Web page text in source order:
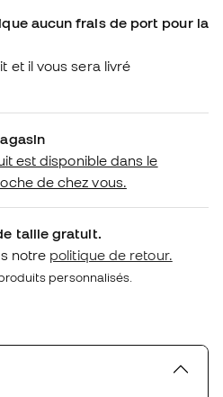
aucun frais de port pour la
et il vous sera livré
est disponible dans le
de chez vous.
taille gratuit.
notre politique de retour.
personnalisés.